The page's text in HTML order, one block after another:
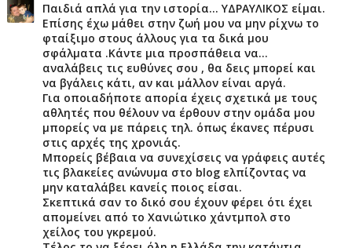
Παιδιά απλά για την ιστορία... ΥΔΡΑΥΛΙΚΟΣ είμαι.
Επίσης έχω μάθει στην ζωή μου να μην ρίχνω το
φταίξιμο στους άλλους για τα δικά μου
σφάλματα .Κάντε μια προσπάθεια να...
αναλάβεις τις ευθύνες σου , θα δεις μπορεί και
να βγάλεις κάτι, αν και μάλλον είναι αργά.
Για οποιαδήποτε απορία έχεις σχετικά με τους
αθλητές που θέλουν να έρθουν στην ομάδα μου
μπορείς να με πάρεις τηλ. όπως έκανες πέρυσι
στις αρχές της χρονιάς.
Μπορείς βέβαια να συνεχίσεις να γράφεις αυτές
τις βλακείες ανώνυμα στο blog ελπίζοντας να
μην καταλάβει κανείς ποιος είσαι.
Σκεπτικά σαν το δικό σου έχουν φέρει ότι έχει
απομείνει από το Χανιώτικο χάντμπολ στο
χείλος του γκρεμού.